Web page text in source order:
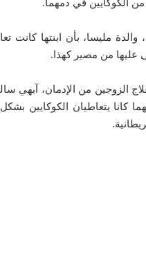
الكوكايين في دمهما.
مليسا، بأن ابنتها
عليها من مصير كهذا.
الزوجين من الإدمان، آبهي
كانا يتعاطيان الكوكايين